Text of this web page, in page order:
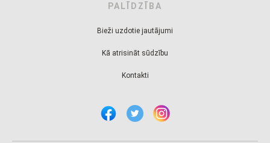
PALĪDZĪBA
Bieži uzdotie jautājumi
Kā atrisināt sūdzību
Kontakti